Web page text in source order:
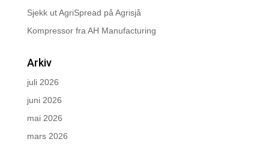
Sjekk ut AgriSpread på Agrisjå
Kompressor fra AH Manufacturing
Arkiv
juli 2026
juni 2026
mai 2026
mars 2026